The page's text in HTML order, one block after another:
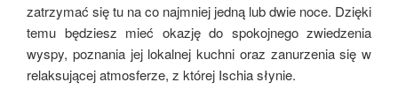
zatrzymać się tu na co najmniej jedną lub dwie noce. Dzięki
temu będziesz mieć okazję do spokojnego zwiedzenia
wyspy, poznania jej lokalnej kuchni oraz zanurzenia się w
relaksującej atmosferze, z której Ischia słynie.